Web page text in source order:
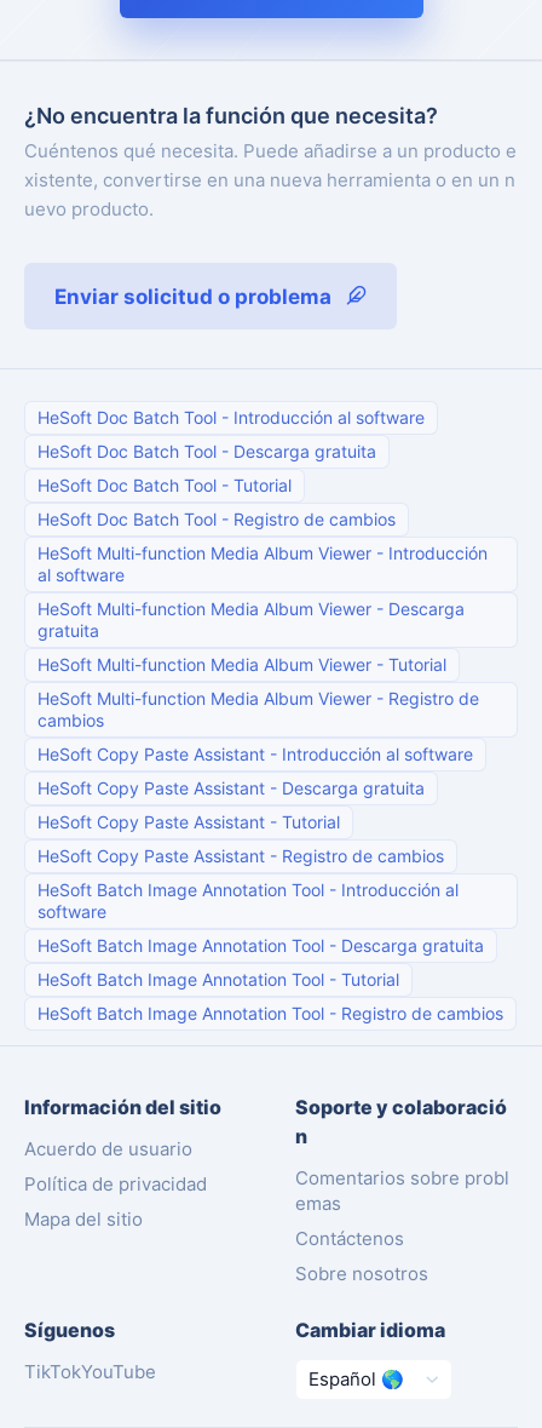
¿No encuentra la función que necesita?
Cuéntenos qué necesita. Puede añadirse a un producto e
xistente, convertirse en una nueva herramienta o en un n
uevo producto.
Enviar solicitud o problema
HeSoft Doc Batch Tool - Introducción al software
HeSoft Doc Batch Tool - Descarga gratuita
HeSoft Doc Batch Tool - Tutorial
HeSoft Doc Batch Tool - Registro de cambios
HeSoft Multi-function Media Album Viewer - Introducción
al software
HeSoft Multi-function Media Album Viewer - Descarga
gratuita
HeSoft Multi-function Media Album Viewer - Tutorial
HeSoft Multi-function Media Album Viewer - Registro de
cambios
HeSoft Copy Paste Assistant - Introducción al software
HeSoft Copy Paste Assistant - Descarga gratuita
HeSoft Copy Paste Assistant - Tutorial
HeSoft Copy Paste Assistant - Registro de cambios
HeSoft Batch Image Annotation Tool - Introducción al
software
HeSoft Batch Image Annotation Tool - Descarga gratuita
HeSoft Batch Image Annotation Tool - Tutorial
HeSoft Batch Image Annotation Tool - Registro de cambios
Información del sitio
Acuerdo de usuario
Política de privacidad
Mapa del sitio
Soporte y colaboració
n
Comentarios sobre probl
emas
Contáctenos
Sobre nosotros
Síguenos
TikTokYouTube
Cambiar idioma